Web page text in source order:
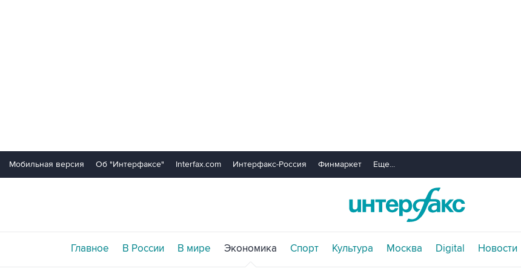
Мобильная версия Об "Интерфаксе" Interfax.com Интерфакс-Россия Финмаркет Еще...
Главное В России В мире Экономика Спорт Культура Москва Digital Новости